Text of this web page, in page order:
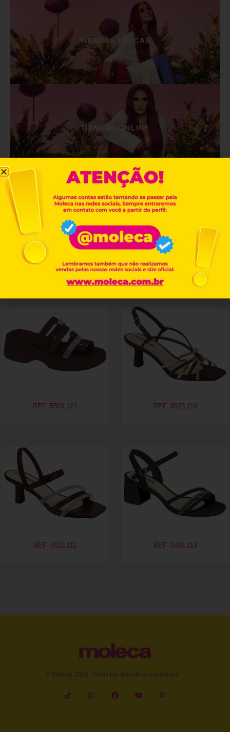
TIENDAS FÍSICAS
TIENDAS ONLINE
Productos relacionados
REF. 5503.121 REF. 5523.110
REF. 5523.111 REF. 5496.113
© Moleca 2026. Todos los derechos reservados